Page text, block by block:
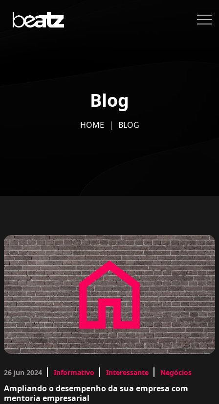
Blog
HOME BLOG
26 jun 2024 Informativo Interessante Negócios
Ampliando o desempenho da sua empresa com
mentoria empresarial